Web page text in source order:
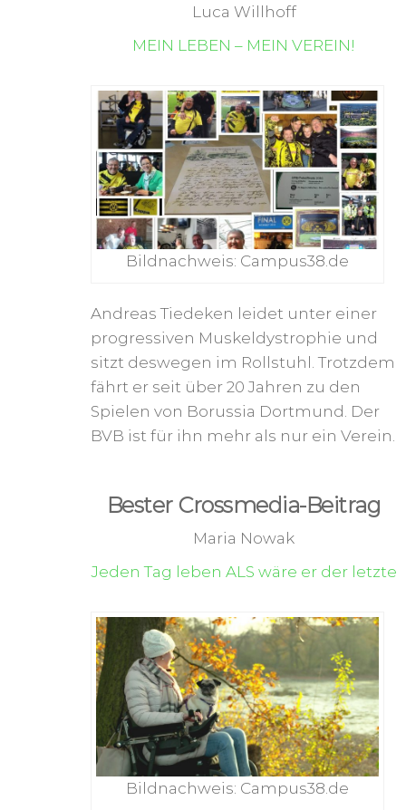
Luca Willhoff
MEIN LEBEN – MEIN VEREIN!
Bildnachweis: Campus38.de
Andreas Tiedeken leidet unter einer
progressiven Muskeldystrophie und
sitzt deswegen im Rollstuhl. Trotzdem
fährt er seit über 20 Jahren zu den
Spielen von Borussia Dortmund. Der
BVB ist für ihn mehr als nur ein Verein.
Bester Crossmedia-Beitrag
Maria Nowak
Jeden Tag leben ALS wäre er der letzte
Bildnachweis: Campus38.de